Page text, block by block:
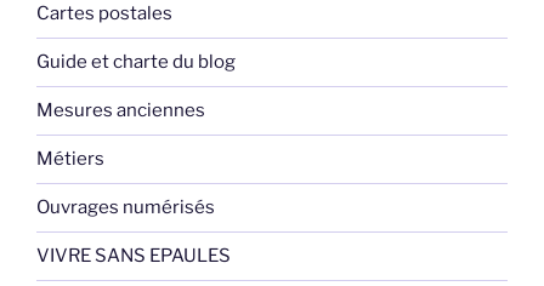
Cartes postales
Guide et charte du blog
Mesures anciennes
Métiers
Ouvrages numérisés
VIVRE SANS EPAULES